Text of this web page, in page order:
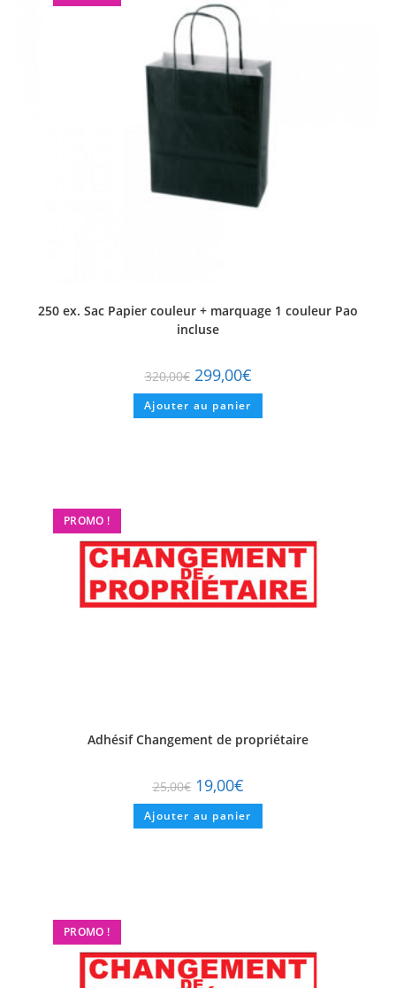
250 ex. Sac Papier couleur + marquage 1 couleur Pao
incluse
320,00€ 299,00€
Ajouter au panier
PROMO !
Adhésif Changement de propriétaire
25,00€ 19,00€
Ajouter au panier
PROMO !